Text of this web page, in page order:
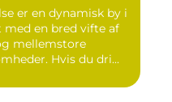
er en dynamisk by i
en bred vifte af
mellemstore
Hvis du dri...